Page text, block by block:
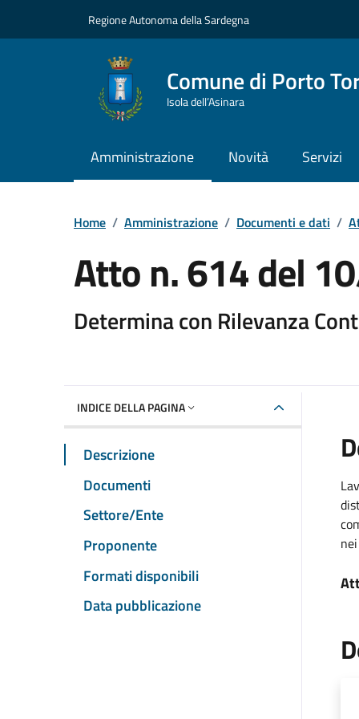
Regione Autonoma della Sardegna
Comune di Porto
Isola dell’Asinara
Amministrazione Novità Servizi
Home / Amministrazione / Documenti e dati /
Atto n. 614 del
Determina con Rilevanza
INDICE DELLA PAGINA
Descrizione
Documenti
Settore/Ente
Proponente
Formati disponibili
Data pubblicazione